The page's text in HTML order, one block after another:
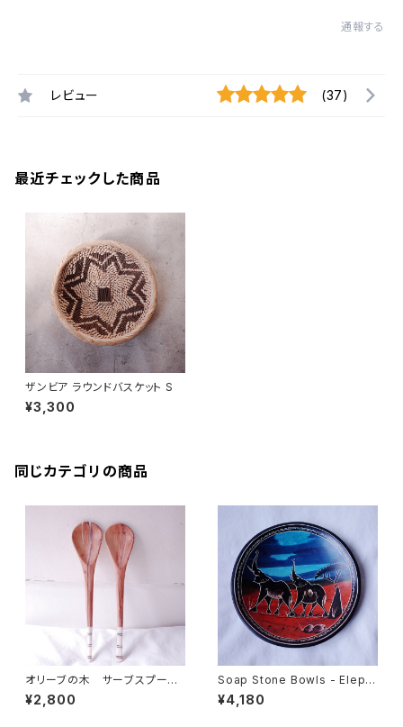
通報する
レビュー (37)
最近チェックした商品
ザンビア ラウンドバスケット S
¥3,300
同じカテゴリの商品
オリーブの木 サーブスプーン
＆フォークセット
¥2,800
Soap Stone Bowls - Eleph
ant L size
¥4,180